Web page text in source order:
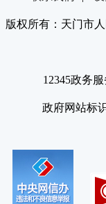
版权所有：天门市
12345政务
政府网站标